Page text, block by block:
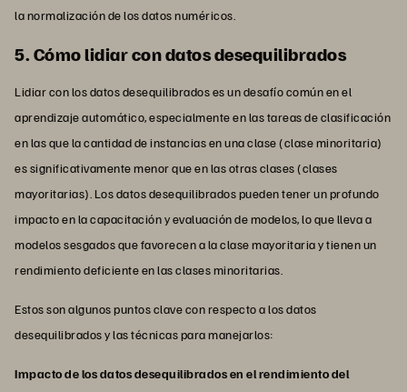
la normalización de los datos numéricos.
5. Cómo lidiar con datos desequilibrados
Lidiar con los datos desequilibrados es un desafío común en el
aprendizaje automático, especialmente en las tareas de clasificación
en las que la cantidad de instancias en una clase (clase minoritaria)
es significativamente menor que en las otras clases (clases
mayoritarias). Los datos desequilibrados pueden tener un profundo
impacto en la capacitación y evaluación de modelos, lo que lleva a
modelos sesgados que favorecen a la clase mayoritaria y tienen un
rendimiento deficiente en las clases minoritarias.
Estos son algunos puntos clave con respecto a los datos
desequilibrados y las técnicas para manejarlos:
Impacto de los datos desequilibrados en el rendimiento del